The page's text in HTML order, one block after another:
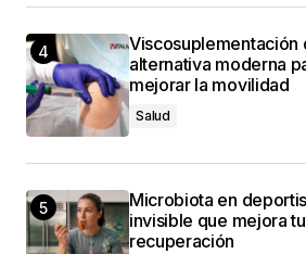
Viscosuplementación
alternativa moderna
mejorar la movilidad
Salud
Microbiota en
invisible que mejora
recuperación